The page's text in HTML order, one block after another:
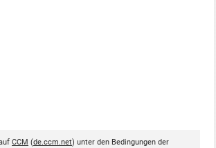
CCM (de.ccm.net) unter den Bedingungen der